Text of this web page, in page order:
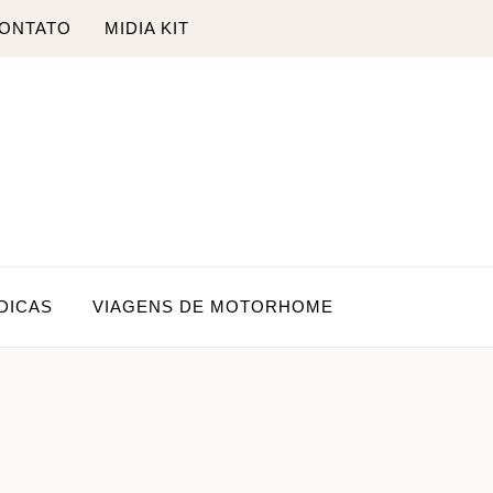
MIDIA KIT
VIAGENS DE MOTORHOME